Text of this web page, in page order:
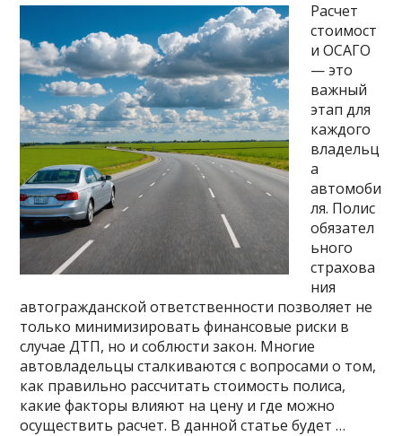
Расчет
стоимост
и ОСАГО
— это
важный
этап для
каждого
владельц
а
автомоби
ля. Полис
обязател
ьного
страхова
ния
автогражданской ответственности позволяет не
только минимизировать финансовые риски в
случае ДТП, но и соблюсти закон. Многие
автовладельцы сталкиваются с вопросами о том,
как правильно рассчитать стоимость полиса,
какие факторы влияют на цену и где можно
осуществить расчет. В данной статье будет …